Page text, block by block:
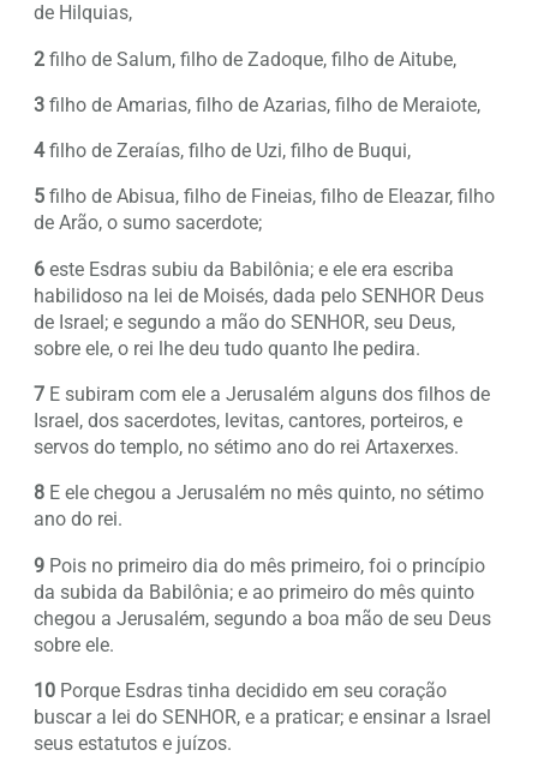
de Hilquias,
2 filho de Salum, filho de Zadoque, filho de Aitube,
3 filho de Amarias, filho de Azarias, filho de Meraiote,
4filho de Zeraías, filho de Uzi, filho de Buqui,
5 filho de Abisua, filho de Fineias, filho de Eleazar, filho
de Arão, o sumo sacerdote;
6 este Esdras subiu da Babilônia; e ele era escriba
habilidoso na lei de Moisés, dada pelo SENHOR Deus
de Israel; e segundo a mão do SENHOR, seu Deus,
sobre ele, o rei lhe deu tudo quanto lhe pedira.
7 E subiram com ele a Jerusalém alguns dos filhos de
Israel, dos sacerdotes, levitas, cantores, porteiros, e
servos do templo, no sétimo ano do rei Artaxerxes.
8 E ele chegou a Jerusalém no mês quinto, no sétimo
ano do rei.
9 Pois no primeiro dia do mês primeiro, foi o princípio
da subida da Babilônia; e ao primeiro do mês quinto
chegou a Jerusalém, segundo a boa mão de seu Deus
sobre ele.
10 Porque Esdras tinha decidido em seu coração
buscar a lei do SENHOR, e a praticar; e ensinar a Israel
seus estatutos e juízos.